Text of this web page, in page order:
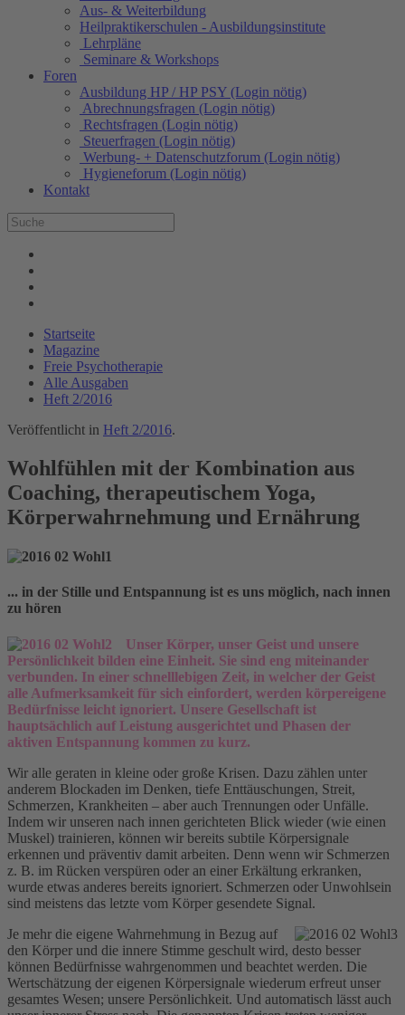
Aus- & Weiterbildung
Heilpraktikerschulen - Ausbildungsinstitute
Lehrpläne
Seminare & Workshops
Foren
Ausbildung HP / HP PSY (Login nötig)
Abrechnungsfragen (Login nötig)
Rechtsfragen (Login nötig)
Steuerfragen (Login nötig)
Werbung- + Datenschutzforum (Login nötig)
Hygieneforum (Login nötig)
Kontakt
Startseite
Magazine
Freie Psychotherapie
Alle Ausgaben
Heft 2/2016
Veröffentlicht in Heft 2/2016.
Wohlfühlen mit der Kombination aus
Coaching, therapeutischem Yoga,
Körperwahrnehmung und Ernährung
... in der Stille und Entspannung ist es uns möglich, nach innen
zu hören
Unser Körper, unser Geist und unsere
Persönlichkeit bilden eine Einheit. Sie sind eng miteinander
verbunden. In einer schnelllebigen Zeit, in welcher der Geist
alle Aufmerksamkeit für sich einfordert, werden körpereigene
Bedürfnisse leicht ignoriert. Unsere Gesellschaft ist
hauptsächlich auf Leistung ausgerichtet und Phasen der
aktiven Entspannung kommen zu kurz.
Wir alle geraten in kleine oder große Krisen. Dazu zählen unter
anderem Blockaden im Denken, tiefe Enttäuschungen, Streit,
Schmerzen, Krankheiten – aber auch Trennungen oder Unfälle.
Indem wir unseren nach innen gerichteten Blick wieder (wie einen
Muskel) trainieren, können wir bereits subtile Körpersignale
erkennen und präventiv damit arbeiten. Denn wenn wir Schmerzen
z. B. im Rücken verspüren oder an einer Erkältung erkranken,
wurde etwas anderes bereits ignoriert. Schmerzen oder Unwohlsein
sind meistens das letzte vom Körper gesendete Signal.
Je mehr die eigene Wahrnehmung in Bezug auf
den Körper und die innere Stimme geschult wird, desto besser
können Bedürfnisse wahrgenommen und beachtet werden. Die
Wertschätzung der eigenen Körpersignale wiederum erfreut unser
gesamtes Wesen; unsere Persönlichkeit. Und automatisch lässt auch